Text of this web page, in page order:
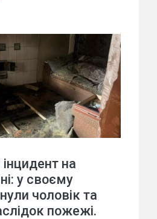
інцидент на
у своєму
чоловік та
пожежі.